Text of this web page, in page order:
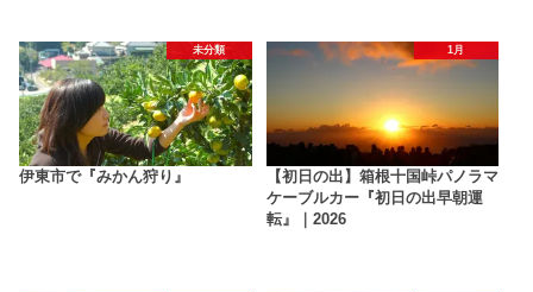
未分類
伊東市で『みかん狩り』
1月
【初日の出】箱根十国峠パノラマ
ケーブルカー『初日の出早朝運
転』｜2026